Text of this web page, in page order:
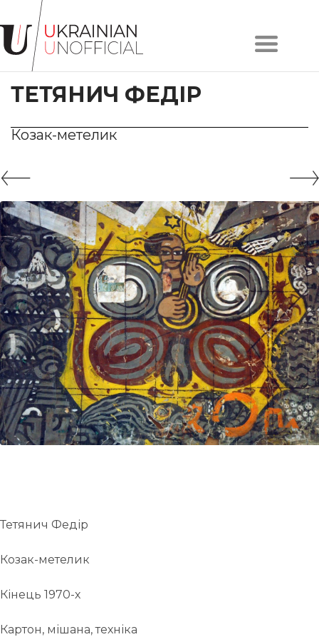
Головна
Про
проєкт
Художники
Твори
Контакти
#KYIV
#LVIV
UA
ENG
ТЕТЯНИЧ ФЕДІР
Козак-метелик
Тетянич Федір
Козак-метелик
Кінець 1970-х
Картон, мішана, техніка